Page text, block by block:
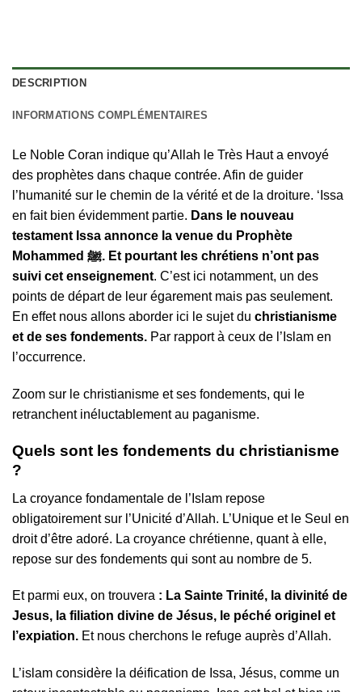
DESCRIPTION
INFORMATIONS COMPLÉMENTAIRES
Le Noble Coran indique qu’Allah le Très Haut a envoyé
des prophètes dans chaque contrée. Afin de guider
l’humanité sur le chemin de la vérité et de la droiture. ‘Issa
en fait bien évidemment partie. Dans le nouveau
testament Issa annonce la venue du Prophète
Mohammed ﷺ. Et pourtant les chrétiens n’ont pas
suivi cet enseignement. C’est ici notamment, un des
points de départ de leur égarement mais pas seulement.
En effet nous allons aborder ici le sujet du christianisme
et de ses fondements. Par rapport à ceux de l’Islam en
l’occurrence.
Zoom sur le christianisme et ses fondements, qui le
retranchent inéluctablement au paganisme.
Quels sont les fondements du christianisme
?
La croyance fondamentale de l’Islam repose
obligatoirement sur l’Unicité d’Allah. L’Unique et le Seul en
droit d’être adoré. La croyance chrétienne, quant à elle,
repose sur des fondements qui sont au nombre de 5.
Et parmi eux, on trouvera : La Sainte Trinité, la divinité de
Jesus, la filiation divine de Jésus, le péché originel et
l’expiation. Et nous cherchons le refuge auprès d’Allah.
L’islam considère la déification de Issa, Jésus, comme un